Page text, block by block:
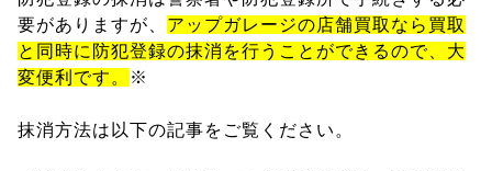
要がありますが、 アップガレージの店舗買取なら買取
と同時に防犯登録の抹消を行うことができるので、大
変便利です。
※
抹消方法は以下の記事をご覧ください。